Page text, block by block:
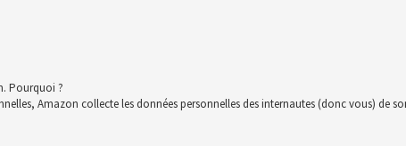
Pourquoi ?
Amazon collecte les données personnelles des internautes (donc vous) de